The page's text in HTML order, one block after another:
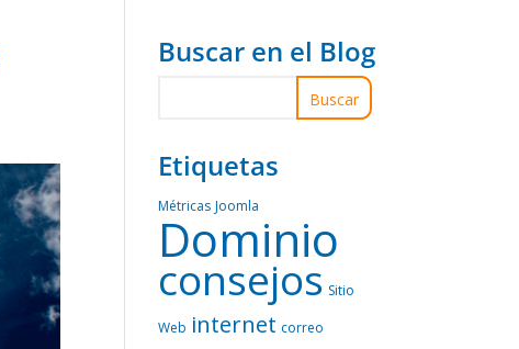
Buscar en el Blog
Etiquetas
Métricas Joomla
Dominio
consejos Sitio
Web internet correo